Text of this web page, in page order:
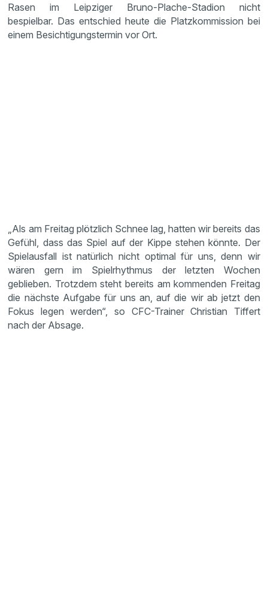
Rasen im Leipziger Bruno-Plache-Stadion nicht
bespielbar. Das entschied heute die Platzkommission bei
einem Besichtigungstermin vor Ort.
„Als am Freitag plötzlich Schnee lag, hatten wir bereits das
Gefühl, dass das Spiel auf der Kippe stehen könnte. Der
Spielausfall ist natürlich nicht optimal für uns, denn wir
wären gern im Spielrhythmus der letzten Wochen
geblieben. Trotzdem steht bereits am kommenden Freitag
die nächste Aufgabe für uns an, auf die wir ab jetzt den
Fokus legen werden“, so CFC-Trainer Christian Tiffert
nach der Absage.